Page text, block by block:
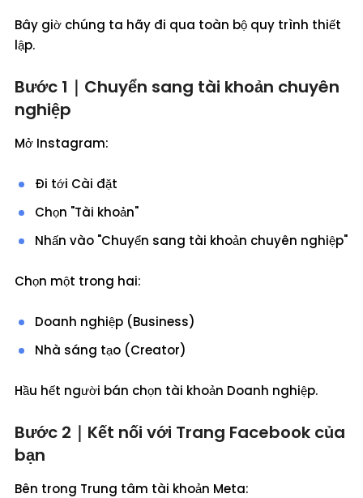
Bây giờ chúng ta hãy đi qua toàn bộ quy trình thiết
lập.
Bước 1｜Chuyển sang tài khoản chuyên
nghiệp
Mở Instagram:
Đi tới Cài đặt
Chọn "Tài khoản"
Nhấn vào "Chuyển sang tài khoản chuyên nghiệp"
Chọn một trong hai:
Doanh nghiệp (Business)
Nhà sáng tạo (Creator)
Hầu hết người bán chọn tài khoản Doanh nghiệp.
Bước 2｜Kết nối với Trang Facebook của
bạn
Bên trong Trung tâm tài khoản Meta: